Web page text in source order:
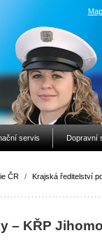
servis Dopravní
ČR / Krajská ředitelství
– KŘP